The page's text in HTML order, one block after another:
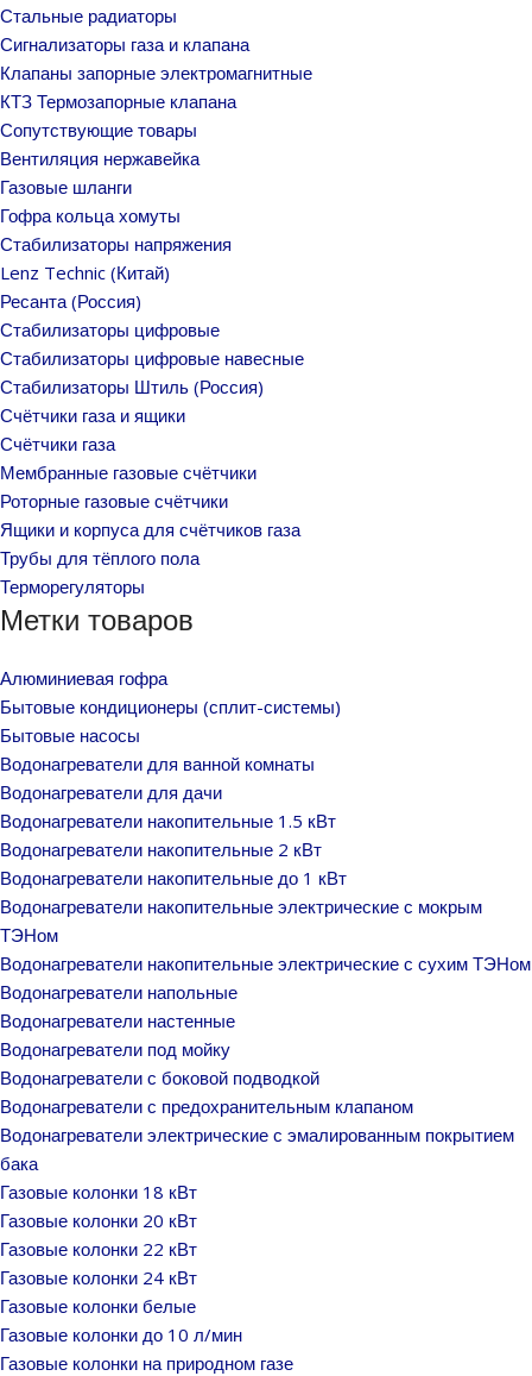
Стальные радиаторы
Сигнализаторы газа и клапана
Клапаны запорные электромагнитные
КТЗ Термозапорные клапана
Сопутствующие товары
Вентиляция нержавейка
Газовые шланги
Гофра кольца хомуты
Стабилизаторы напряжения
Lenz Technic (Китай)
Ресанта (Россия)
Стабилизаторы цифровые
Стабилизаторы цифровые навесные
Стабилизаторы Штиль (Россия)
Счётчики газа и ящики
Счётчики газа
Мембранные газовые счётчики
Роторные газовые счётчики
Ящики и корпуса для счётчиков газа
Трубы для тёплого пола
Терморегуляторы
Метки товаров
Алюминиевая гофра
Бытовые кондиционеры (сплит-системы)
Бытовые насосы
Водонагреватели для ванной комнаты
Водонагреватели для дачи
Водонагреватели накопительные 1.5 кВт
Водонагреватели накопительные 2 кВт
Водонагреватели накопительные до 1 кВт
Водонагреватели накопительные электрические с мокрым
ТЭНом
Водонагреватели накопительные электрические с сухим ТЭНом
Водонагреватели напольные
Водонагреватели настенные
Водонагреватели под мойку
Водонагреватели с боковой подводкой
Водонагреватели с предохранительным клапаном
Водонагреватели электрические с эмалированным покрытием
бака
Газовые колонки 18 кВт
Газовые колонки 20 кВт
Газовые колонки 22 кВт
Газовые колонки 24 кВт
Газовые колонки белые
Газовые колонки до 10 л/мин
Газовые колонки на природном газе